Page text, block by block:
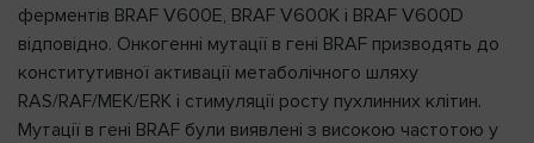
ферментів BRAF V600E, BRAF V600K і BRAF V600D
відповідно. Онкогенні мутації в гені BRAF призводять до
конститутивної активації метаболічного шляху
RAS/RAF/MEK/ERK і стимуляції росту пухлинних клітин.
Мутації в гені BRAF були виявлені з високою частотою у